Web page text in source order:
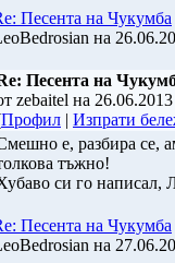
Песента на Чукумба
на
Песента на
zebaitel на
Профил | Изпрати
е, разбира се,
тъжно!
си го написал,
Песента на Чукумба
на